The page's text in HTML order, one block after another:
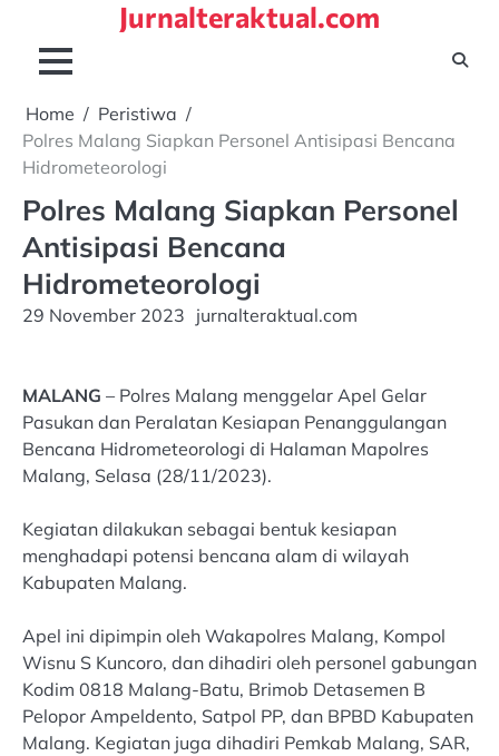
content
Jurnalteraktual.com
Home
Peristiwa
Polres Malang Siapkan Personel Antisipasi Bencana
Hidrometeorologi
Polres Malang Siapkan Personel
Antisipasi Bencana
Hidrometeorologi
29 November 2023 jurnalteraktual.com
MALANG – Polres Malang menggelar Apel Gelar
Pasukan dan Peralatan Kesiapan Penanggulangan
Bencana Hidrometeorologi di Halaman Mapolres
Malang, Selasa (28/11/2023).
Kegiatan dilakukan sebagai bentuk kesiapan
menghadapi potensi bencana alam di wilayah
Kabupaten Malang.
Apel ini dipimpin oleh Wakapolres Malang, Kompol
Wisnu S Kuncoro, dan dihadiri oleh personel gabungan
Kodim 0818 Malang-Batu, Brimob Detasemen B
Pelopor Ampeldento, Satpol PP, dan BPBD Kabupaten
Malang. Kegiatan juga dihadiri Pemkab Malang, SAR,